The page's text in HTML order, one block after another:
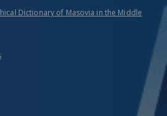
Dictionary of Masovia in the Middle